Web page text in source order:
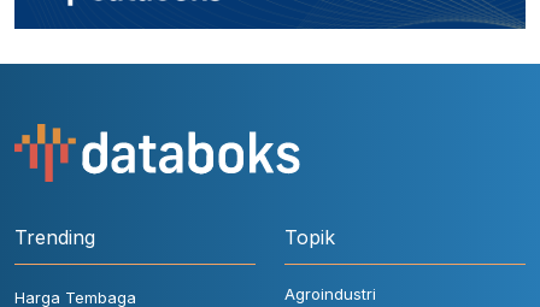
Trending
Harga Tembaga
Topik
Agroindustri